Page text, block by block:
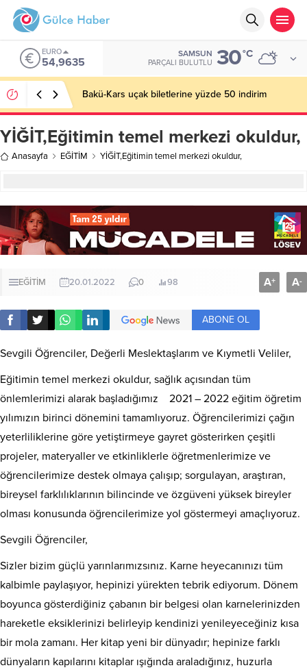
EURO
54,9635
SAMSUN
PARÇALI BULUTLU 30°C
Bakü-Kars uçak biletlerine yüzde 50 indirim
YİĞİT,Eğitimin temel merkezi okuldur,
Anasayfa EĞİTİM YİĞİT,Eğitimin temel merkezi okuldur,
EĞİTİM 20.01.2022 0 98 A+ A-
ABONE OL
Sevgili Öğrenciler, Değerli Meslektaşlarım ve Kıymetli Veliler,
Eğitimin temel merkezi okuldur, sağlık açısından tüm
önlemlerimizi alarak başladığımız 2021 – 2022 eğitim öğretim
yılımızın birinci dönemini tamamlıyoruz. Öğrencilerimizi çağın
yeterliliklerine göre yetiştirmeye gayret gösterirken çeşitli
projeler, materyaller ve etkinliklerle öğretmenlerimize ve
öğrencilerimize destek olmaya çalışıp; sorgulayan, araştıran,
bireysel farklılıklarının bilincinde ve özgüveni yüksek bireyler
olması konusunda öğrencilerimize yol göstermeyi amaçlıyoruz.
Sevgili Öğrenciler,
Sizler bizim güçlü yarınlarımızsınız. Karne heyecanınızı tüm
kalbimle paylaşıyor, hepinizi yürekten tebrik ediyorum. Dönem
boyunca gösterdiğiniz çabanın bir belgesi olan karnelerinizden
hareketle eksiklerinizi belirleyip kendinizi yenileyeceğiniz kısa
bir mola zamanı. Her kitap yeni bir dünyadır; hepinize farklı
dünyaların kapılarını kitaplar ışığında araladığınız, huzurla